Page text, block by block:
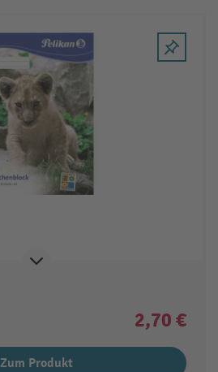
2,70 €
Zum Produkt